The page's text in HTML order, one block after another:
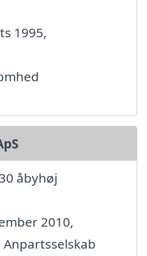
1995,
åbyhøj
2010,